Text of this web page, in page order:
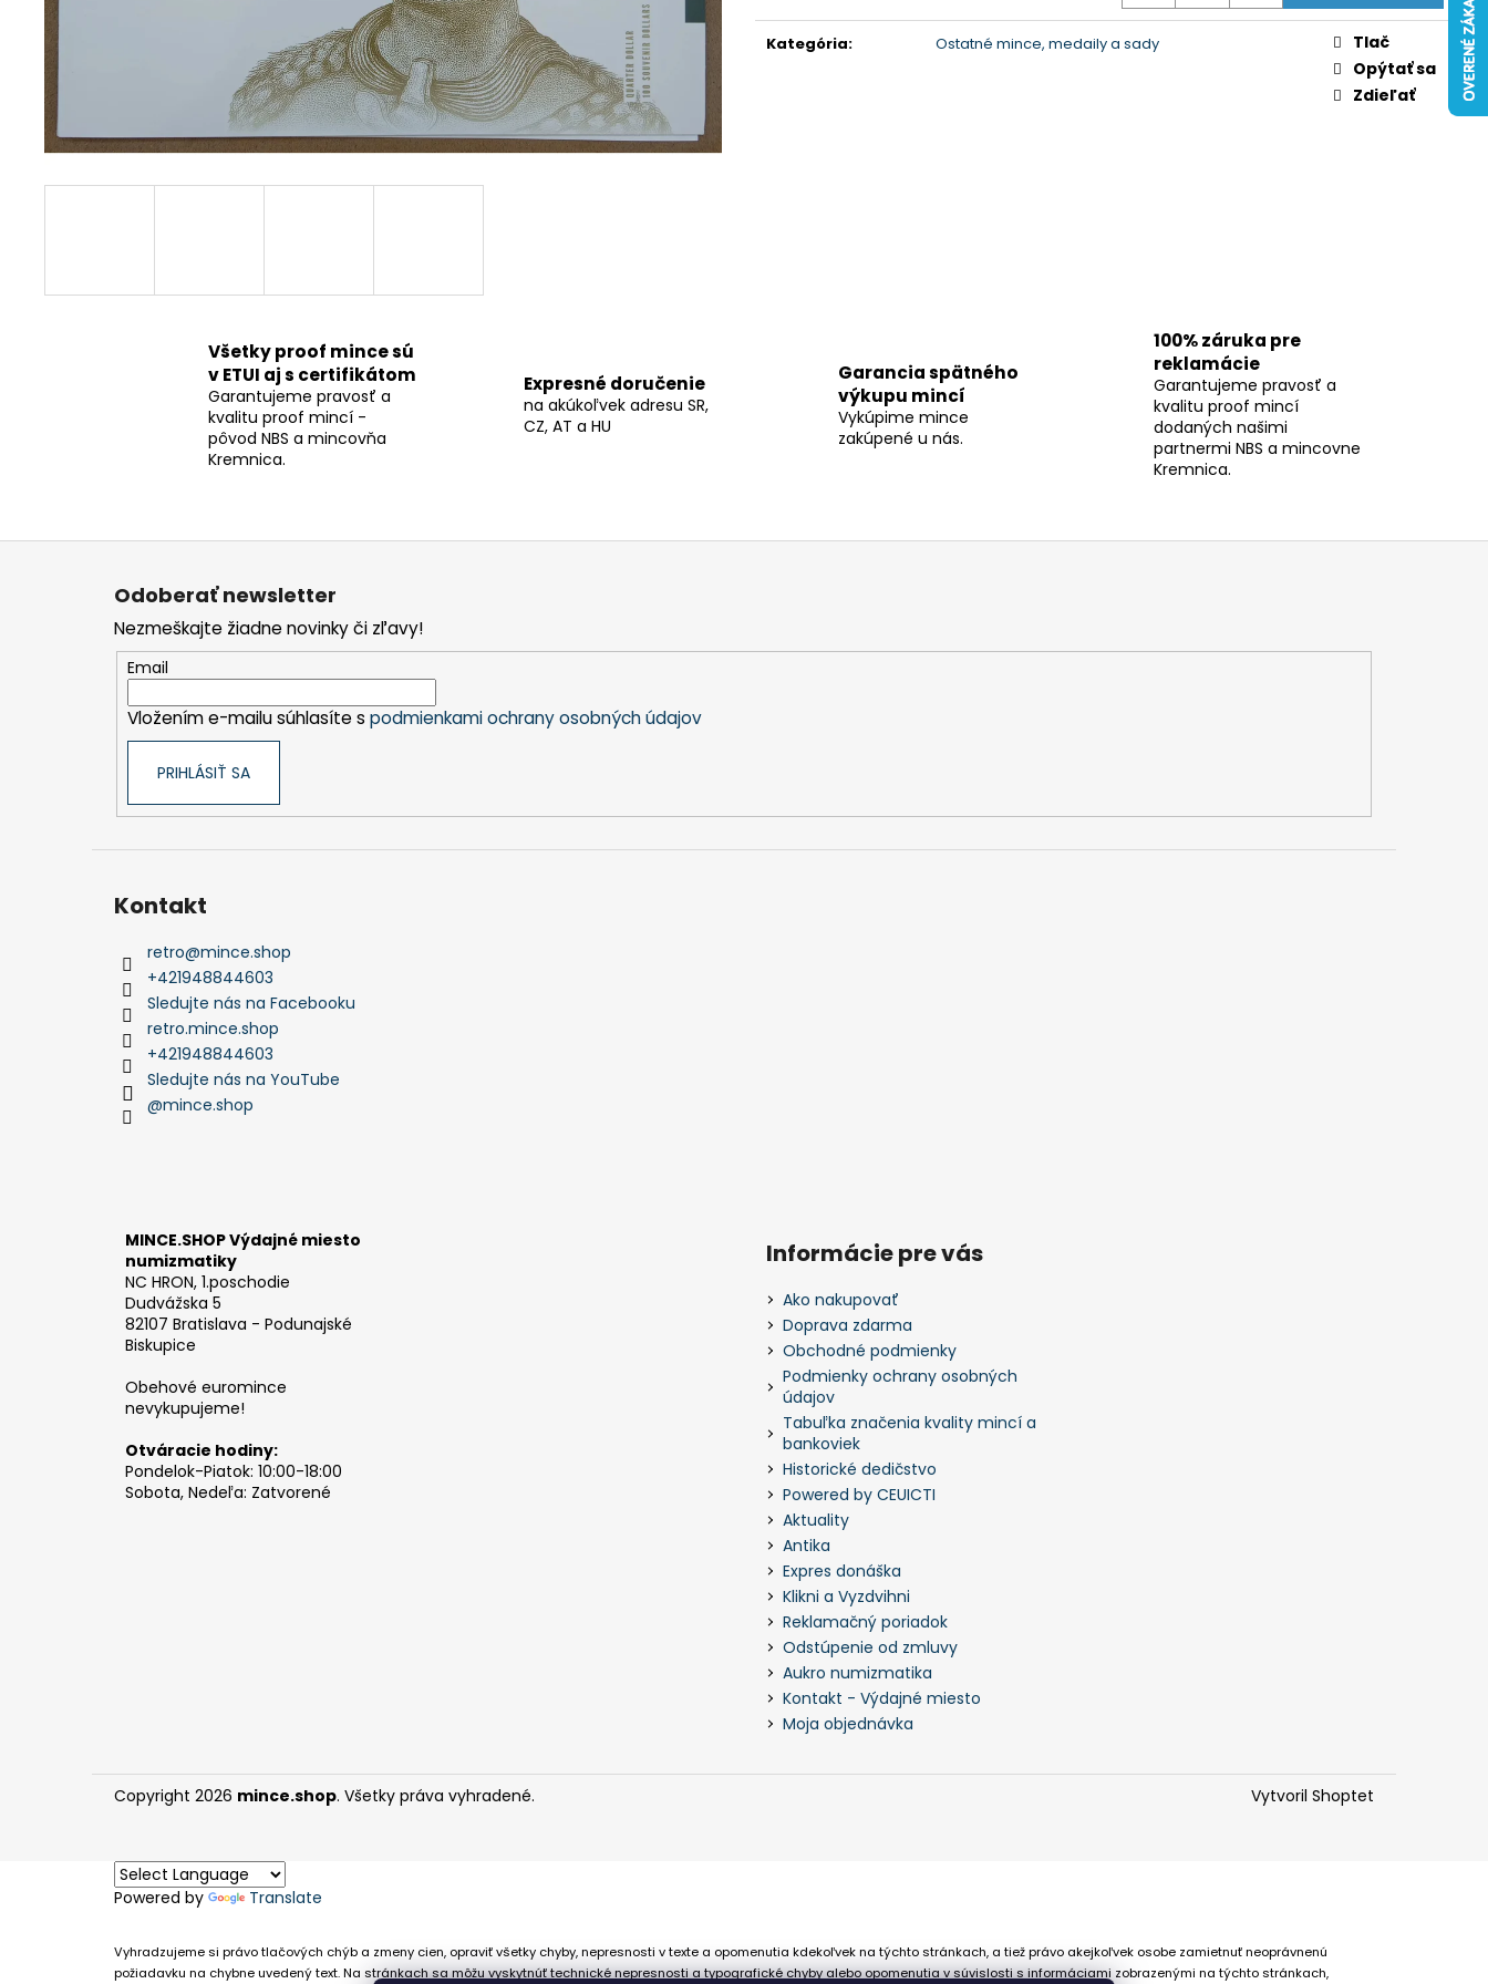
cena:
Kategória: Ostatné mince, medaily a sady
Tlač
Opýtať sa
Zdieľať
Všetky proof mince sú
v ETUI aj s certifikátom
Garantujeme pravosť a
kvalitu proof mincí -
pôvod NBS a mincovňa
Kremnica.
Expresné doručenie
na akúkoľvek adresu SR,
CZ, AT a HU
Garancia spätného
výkupu mincí
Vykúpime mince
zakúpené u nás.
100% záruka pre
reklamácie
Garantujeme pravosť a
kvalitu proof mincí
dodaných našimi
partnermi NBS a mincovne
Kremnica.
Z
Odoberať newsletter
Nezmeškajte žiadne novinky či zľavy!
Email
Vložením e-mailu súhlasíte s podmienkami ochrany osobných údajov
PRIHLÁSIŤ SA
Kontakt
retro@mince.shop
+421948844603
Sledujte nás na Facebooku
retro.mince.shop
+421948844603
Sledujte nás na YouTube
@mince.shop
MINCE.SHOP Výdajné miesto
numizmatiky
NC HRON, 1.poschodie
Dudvážska 5
82107 Bratislava - Podunajské
Biskupice
Obehové euromince
nevykupujeme!
Otváracie hodiny:
Pondelok-Piatok: 10:00-18:00
Sobota, Nedeľa: Zatvorené
Informácie pre vás
Ako nakupovať
Doprava zdarma
Obchodné podmienky
Podmienky ochrany osobných
údajov
Tabuľka značenia kvality mincí a
bankoviek
Historické dedičstvo
Powered by CEUICTI
Aktuality
Antika
Expres donáška
Klikni a Vyzdvihni
Reklamačný poriadok
Odstúpenie od zmluvy
Aukro numizmatika
Kontakt - Výdajné miesto
Moja objednávka
Vytvoril Shoptet
Copyright 2026 mince.shop. Všetky práva vyhradené.
Powered by Translate
Vyhradzujeme si právo tlačových chýb a zmeny cien, opraviť všetky chyby, nepresnosti v texte a opomenutia kdekoľvek na týchto stránkach, a tiež právo akejkoľvek osobe zamietnuť neoprávnenú
požiadavku na chybne uvedený text. Na stránkach sa môžu vyskytnúť technické nepresnosti a typografické chyby alebo opomenutia v súvislosti s informáciami zobrazenými na týchto stránkach,